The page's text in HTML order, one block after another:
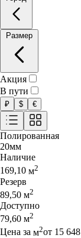
Акция
В пути
₽ $ €
Полированная
20мм
Наличие
169,10 м2
Резерв
89,50 м2
Доступно
79,60 м2
Цена за м2от 15 648